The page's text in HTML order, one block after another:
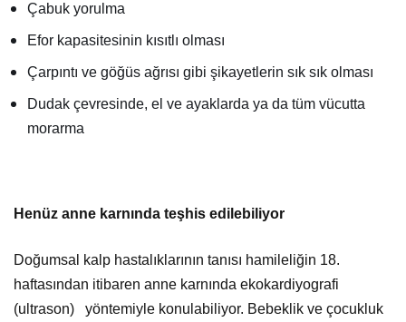
Çabuk yorulma
Efor kapasitesinin kısıtlı olması
Çarpıntı ve göğüs ağrısı gibi şikayetlerin sık sık olması
Dudak çevresinde, el ve ayaklarda ya da tüm vücutta
morarma
Henüz anne karnında teşhis edilebiliyor
Doğumsal kalp hastalıklarının tanısı hamileliğin 18.
haftasından itibaren anne karnında ekokardiyografi
(ultrason) yöntemiyle konulabiliyor. Bebeklik ve çocukluk